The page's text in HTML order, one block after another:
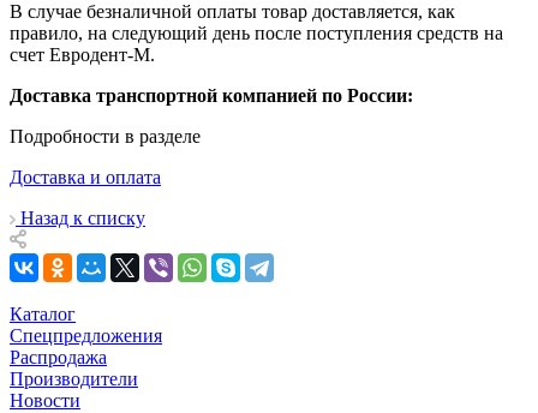
В случае безналичной оплаты товар доставляется, как
правило, на следующий день после поступления средств на
счет Евродент-М.
Доставка транспортной компанией по России:
Подробности в разделе
Доставка и оплата
Назад к списку
Каталог
Спецпредложения
Распродажа
Производители
Новости